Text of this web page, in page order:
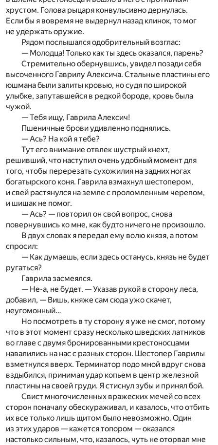
хрустом. Голова рыцаря конвульсивно дернулась.
Если бы я вовремя не выдернул назад клинок, то мог
не удержать оружие.
Рядом послышался одобрительный возглас:
— Молодца! Только как ты здесь оказался, парень?
Стремительно обернувшись, увидел позади себя
высоченного Гаврилу Алексича. Стальные пластины его
юшмана были залиты кровью, но судя по широкой
улыбке, запутавшейся в редкой бороде, кровь была
чужой.
— Тебя ищу, Гаврила Алексич!
Пшеничные брови удивленно поднялись.
— Ась? На кой я тебе?
Тут его внимание отвлек шустрый кнехт,
решивший, что наступил очень удобный момент для
того, чтобы перерезать сухожилия на задних ногах
богатырского коня. Гаврила взмахнул шестопером,
и свей растянулся на земле с проломленным черепом,
и шишак не помог.
— Ась? — повторил он свой вопрос, снова
повернувшись ко мне, как будто ничего не произошло.
В двух словах я передал ему волю князя, а потом
спросил:
— Как думаешь, если здесь останусь, князь не будет
ругаться?
Гаврила засмеялся.
— Не-а, не будет. — Указав рукой в сторону леса,
добавил, — Вишь, княже сам сюда ужо скачет,
неугомонный…
Но посмотреть в ту сторону я уже не смог, потому
что в этот момент сразу несколько шведских латников
во главе с двумя бронированными крестоносцами
навалились на нас с разных сторон. Шестопер Гаврилы
взметнулся вверх. Терминатор подо мной вдруг снова
вздыбился, принимая удар копьем в центр железной
пластины на своей груди. Я стиснул зубы и принял бой.
Свист многочисленных вражеских мечей со всех
сторон поначалу обескураживал, и казалось, что отбить
их все только лишь щитом было невозможно. Один
из этих ударов — кажется топором — оказался
настолько сильным, что, казалось, чуть не оторвал мне